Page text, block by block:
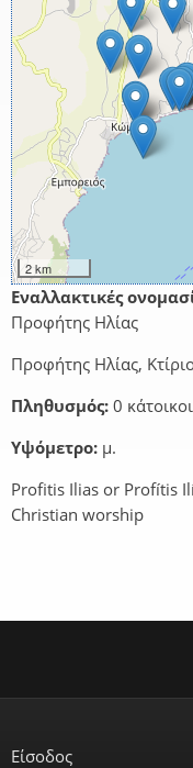
2 km
Εναλλακτικές
Προφήτης Ηλίας
Προφήτης Ηλίας,
Πληθυσμός: 0
Υψόμετρο: μ.
Profitis Ilias or Profítis
Christian worship
Είσοδος